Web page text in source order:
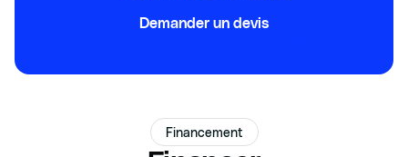
Demander un devis
Financement